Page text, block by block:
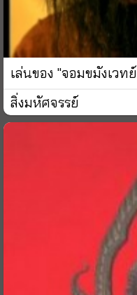
เล่นของ "จอมขมังเวท
สิ่งมหัศจรรย์